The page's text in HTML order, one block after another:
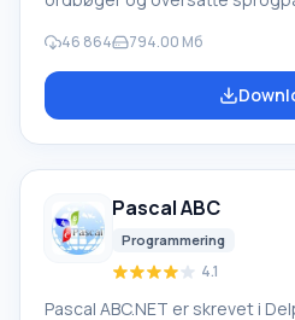
oversættelsessystemer til
virksomheder. PROMT-
enhver tekst ved hjælp af
udenlandsk firma
46 864 794.00 Мб
Pascal ABC
Programmering
4.1
Pascal ABC.NET er skrevet i